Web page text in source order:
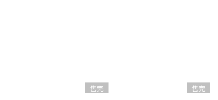
售完 售完